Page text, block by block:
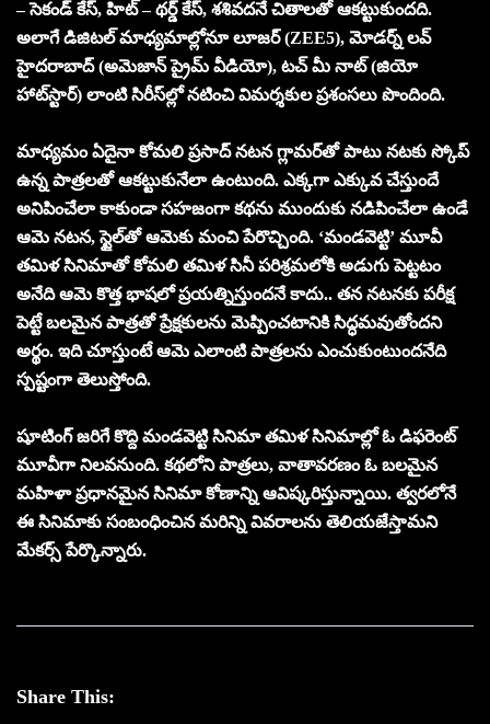
– సెకండ్ కేస్, హిట్ – థర్డ్ కేస్, శశివదనే చితాల‌తో ఆక‌ట్టుకుంద‌ది.
అలాగే డిజిటల్ మాధ్య‌మాల్లోనూ లూజర్ (ZEE5), మోడర్న్ లవ్
హైదరాబాద్ (అమెజాన్ ప్రైమ్ వీడియో), టచ్ మీ నాట్ (జియో
హాట్‌స్టార్) లాంటి సిరీస్‌ల్లో నటించి విమర్శకుల ప్రశంసలు పొందింది.
మాధ్యమం ఏదైనా కోమ‌లి ప్ర‌సాద్ న‌ట‌న గ్లామ‌ర్‌తో పాటు న‌ట‌కు స్కోప్
ఉన్న పాత్ర‌ల‌తో ఆక‌ట్టుకునేలా ఉంటుంది. ఎక్క‌గా ఎక్కువ చేస్తుందే
అనిపించేలా కాకుండా స‌హ‌జంగా క‌థ‌ను ముందుకు న‌డిపించేలా ఉండే
ఆమె న‌ట‌న‌, స్టైల్‌తో ఆమెకు మంచి పేరొచ్చింది. ‘మండ‌వెట్టి’ మూవీ
త‌మిళ సినిమాతో కోమ‌లి తమిళ సినీ ప‌రిశ్ర‌మ‌లోకి అడుగు పెట్ట‌టం
అనేది ఆమె కొత్త భాష‌లో ప్ర‌య‌త్నిస్తుంద‌నే కాదు.. త‌న న‌ట‌న‌కు ప‌రీక్ష
పెట్టే బ‌ల‌మైన పాత్ర‌తో ప్రేక్ష‌కుల‌ను మెప్పించ‌టానికి సిద్ధ‌మ‌వుతోందని
అర్థం. ఇది చూస్తుంటే ఆమె ఎలాంటి పాత్ర‌ల‌ను ఎంచుకుంటుంద‌నేది
స్ప‌ష్టంగా తెలుస్తోంది.
షూటింగ్ జరిగే కొద్ది మండవెట్టి సినిమా తమిళ సినిమాల్లో ఓ డిఫ‌రెంట్
మూవీగా నిల‌వ‌నుంది. క‌థ‌లోని పాత్ర‌లు, వాతావ‌ర‌ణం ఓ బ‌ల‌మైన
మ‌హిళా ప్ర‌ధాన‌మైన సినిమా కోణాన్ని ఆవిష్క‌రిస్తున్నాయి. త్వ‌ర‌లోనే
ఈ సినిమాకు సంబంధించిన మ‌రిన్ని వివ‌రాల‌ను తెలియ‌జేస్తామ‌ని
మేక‌ర్స్ పేర్కొన్నారు.
Share This: